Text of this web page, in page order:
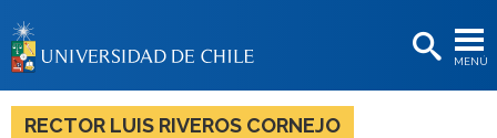
MENÚ
BIBLIOTECAS
LA UNIVERSIDAD
RECTOR LUIS RIVEROS CORNEJO